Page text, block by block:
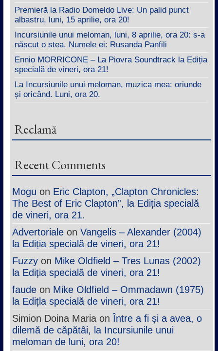
Premieră la Radio Domeldo Live: Un palid punct
albastru, luni, 15 aprilie, ora 20!
Incursiunile unui meloman, luni, 8 aprilie, ora 20: s-a
născut o stea. Numele ei: Rusanda Panfili
Ennio MORRICONE – La Piovra Soundtrack la Ediția
specială de vineri, ora 21!
La Incursiunile unui meloman, muzica mea: oriunde
și oricând. Luni, ora 20.
Reclamă
Recent Comments
Mogu on Eric Clapton, „Clapton Chronicles:
The Best of Eric Clapton”, la Ediția specială
de vineri, ora 21.
Advertorialeon Vangelis – Alexander (2004)
la Ediția specială de vineri, ora 21!
Fuzzyon Mike Oldfield – Tres Lunas (2002)
la Ediția specială de vineri, ora 21!
faudeon Mike Oldfield – Ommadawn (1975)
la Edițla specială de vineri, ora 21!
Simion Doina MariaonÎntre a fi și a avea, o
dilemă de căpătâi, la Incursiunile unui
meloman de luni, ora 20!